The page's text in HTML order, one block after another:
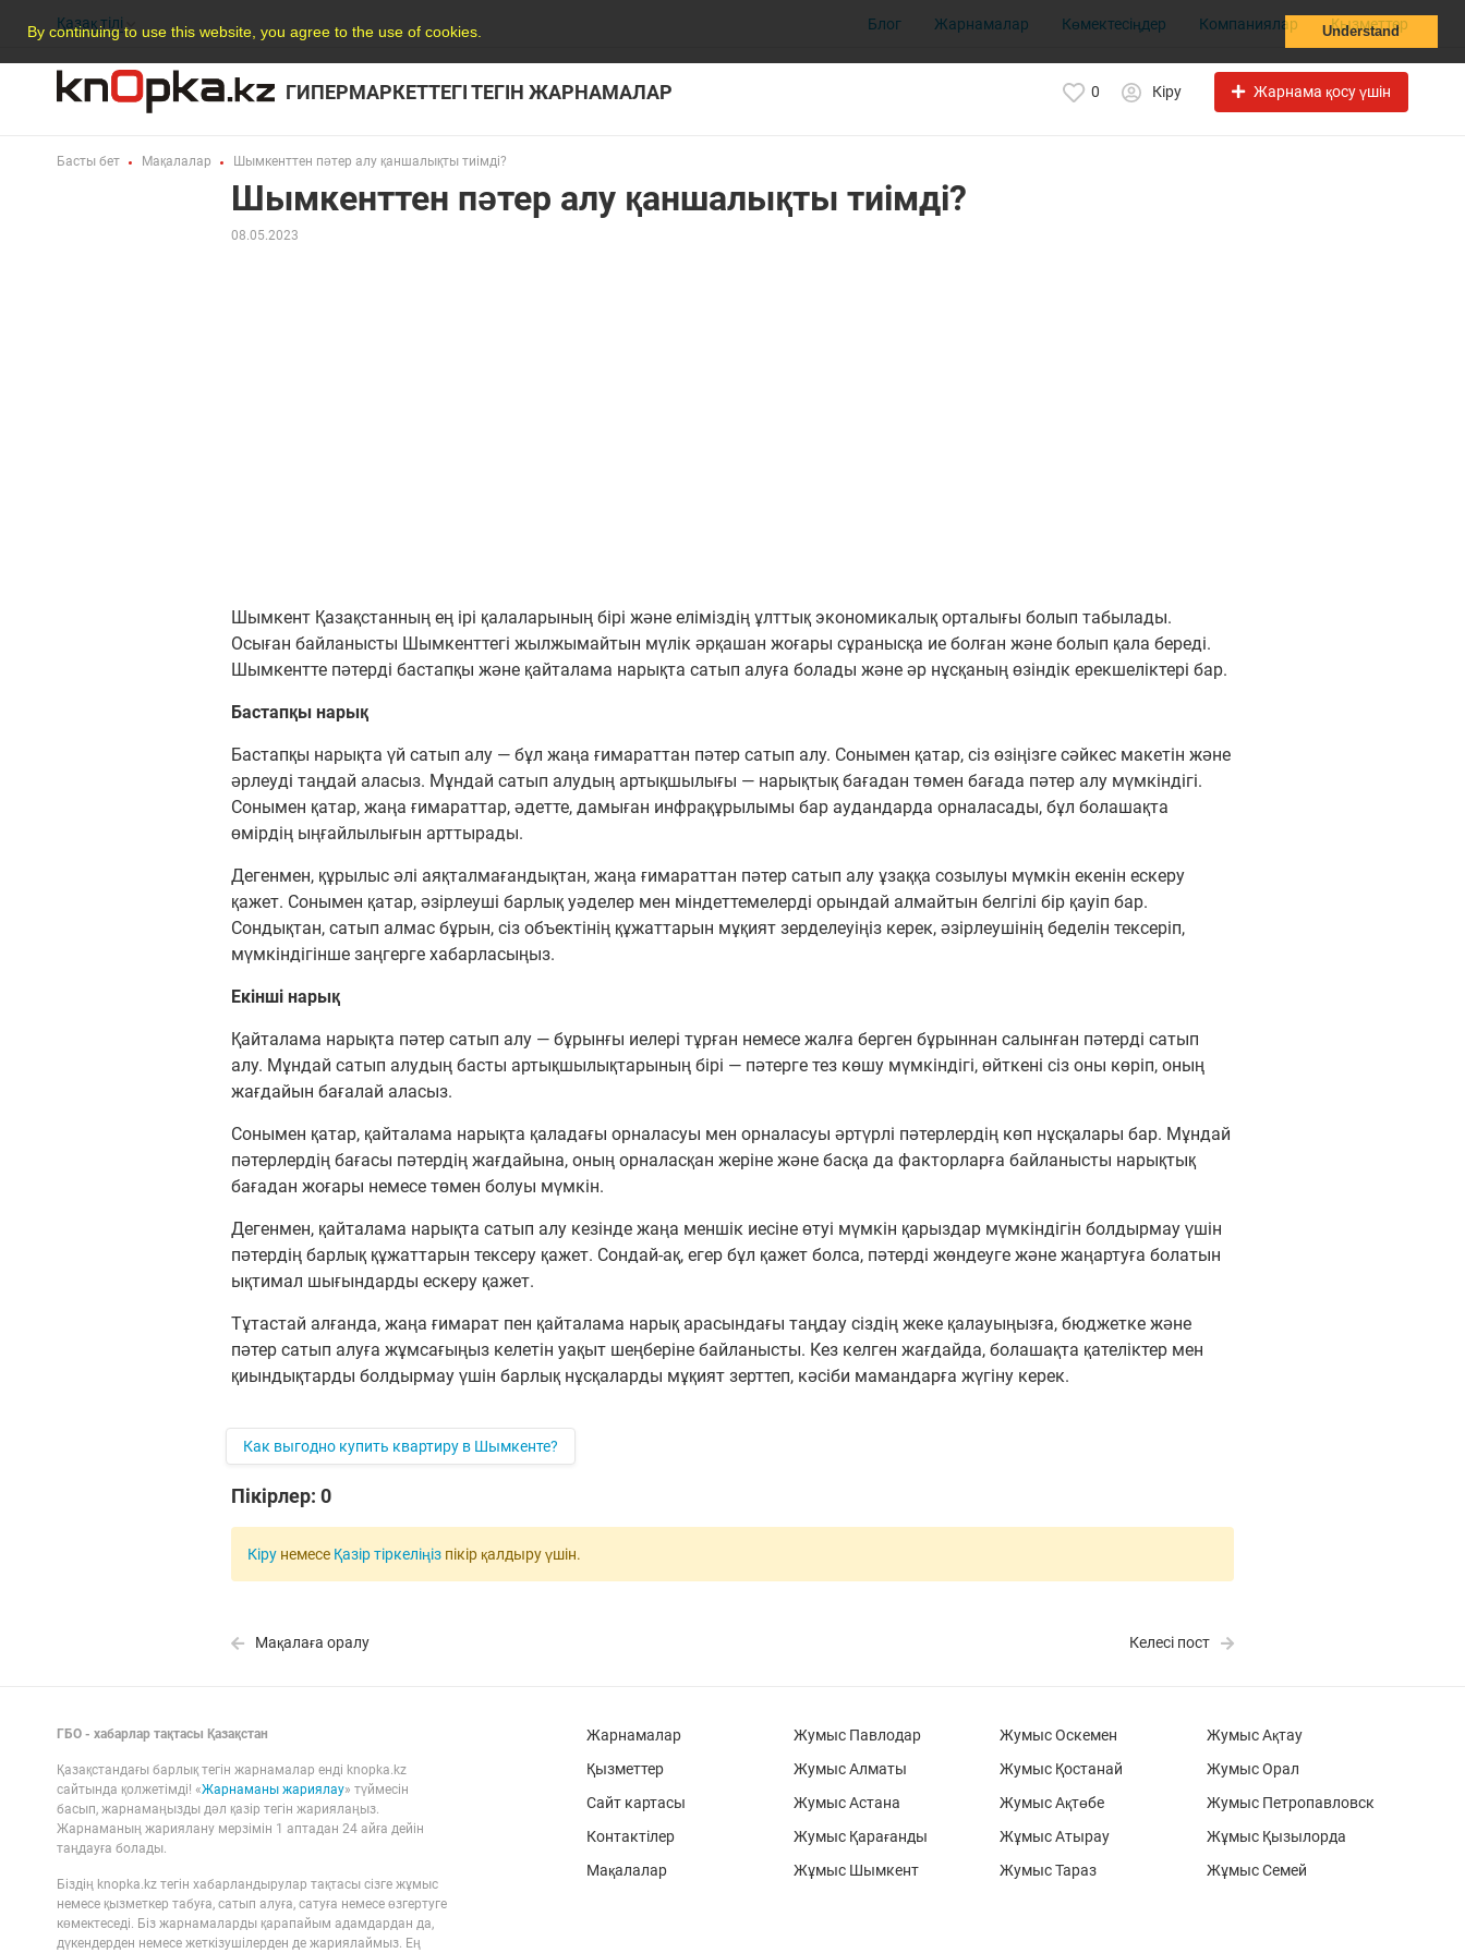
By continuing to use this website, you agree to the use of cookies. Understand
Қазақ тілі Блог Жарнамалар Көмектесіңдер Компаниялар Қызметтер
ГИПЕРМАРКЕТТЕГІ ТЕГІН ЖАРНАМАЛАР 0 Кіру Жарнама қосу үшін
Басты бет Мақалалар Шымкенттен пәтер алу қаншалықты тиімді?
Шымкенттен пәтер алу қаншалықты тиімді?
08.05.2023
Шымкент Қазақстанның ең ірі қалаларының бірі және еліміздің ұлттық экономикалық орталығы болып табылады.
Осыған байланысты Шымкенттегі жылжымайтын мүлік әрқашан жоғары сұранысқа ие болған және болып қала береді.
Шымкентте пәтерді бастапқы және қайталама нарықта сатып алуға болады және әр нұсқаның өзіндік ерекшеліктері бар.
Бастапқы нарық
Бастапқы нарықта үй сатып алу — бұл жаңа ғимараттан пәтер сатып алу. Сонымен қатар, сіз өзіңізге сәйкес макетін және
әрлеуді таңдай аласыз. Мұндай сатып алудың артықшылығы — нарықтық бағадан төмен бағада пәтер алу мүмкіндігі.
Сонымен қатар, жаңа ғимараттар, әдетте, дамыған инфрақұрылымы бар аудандарда орналасады, бұл болашақта
өмірдің ыңғайлылығын арттырады.
Дегенмен, құрылыс әлі аяқталмағандықтан, жаңа ғимараттан пәтер сатып алу ұзаққа созылуы мүмкін екенін ескеру
қажет. Сонымен қатар, әзірлеуші ​​​​барлық уәделер мен міндеттемелерді орындай алмайтын белгілі бір қауіп бар.
Сондықтан, сатып алмас бұрын, сіз объектінің құжаттарын мұқият зерделеуіңіз керек, әзірлеушінің беделін тексеріп,
мүмкіндігінше заңгерге хабарласыңыз.
Екінші нарық
Қайталама нарықта пәтер сатып алу — бұрынғы иелері тұрған немесе жалға берген бұрыннан салынған пәтерді сатып
алу. Мұндай сатып алудың басты артықшылықтарының бірі — пәтерге тез көшу мүмкіндігі, өйткені сіз оны көріп, оның
жағдайын бағалай аласыз.
Сонымен қатар, қайталама нарықта қаладағы орналасуы мен орналасуы әртүрлі пәтерлердің көп нұсқалары бар. Мұндай
пәтерлердің бағасы пәтердің жағдайына, оның орналасқан жеріне және басқа да факторларға байланысты нарықтық
бағадан жоғары немесе төмен болуы мүмкін.
Дегенмен, қайталама нарықта сатып алу кезінде жаңа меншік иесіне өтуі мүмкін қарыздар мүмкіндігін болдырмау үшін
пәтердің барлық құжаттарын тексеру қажет. Сондай-ақ, егер бұл қажет болса, пәтерді жөндеуге және жаңартуға болатын
ықтимал шығындарды ескеру қажет.
Тұтастай алғанда, жаңа ғимарат пен қайталама нарық арасындағы таңдау сіздің жеке қалауыңызға, бюджетке және
пәтер сатып алуға жұмсағыңыз келетін уақыт шеңберіне байланысты. Кез келген жағдайда, болашақта қателіктер мен
қиындықтарды болдырмау үшін барлық нұсқаларды мұқият зерттеп, кәсіби мамандарға жүгіну керек.
Как выгодно купить квартиру в Шымкенте?
Пікірлер: 0
Кіру немесе Қазір тіркеліңіз пікір қалдыру үшін.
Мақалаға оралу Келесі пост
ГБО - хабарлар тақтасы Қазақстан
Қазақстандағы барлық тегін жарнамалар енді knopka.kz
сайтында қолжетімді! «Жарнаманы жариялау» түймесін
басып, жарнамаңызды дәл қазір тегін жариялаңыз.
Жарнаманың жариялану мерзімін 1 аптадан 24 айға дейін
таңдауға болады.
Біздің knopka.kz тегін хабарландырулар тақтасы сізге жұмыс
немесе қызметкер табуға, сатып алуға, сатуға немесе өзгертуге
көмектеседі. Біз жарнамаларды қарапайым адамдардан да,
дүкендерден немесе жеткізушілерден де жариялаймыз. Ең
Жарнамалар
Қызметтер
Сайт картасы
Контактілер
Мақалалар
Жумыс Павлодар
Жумыс Алматы
Жумыс Астана
Жумыс Қарағанды
Жұмыс Шымкент
Жумыс Оскемен
Жумыс Қостанай
Жумыс Ақтөбе
Жұмыс Атырау
Жумыс Тараз
Жумыс Ақтау
Жумыс Орал
Жумыс Петропавловск
Жұмыс Қызылорда
Жұмыс Семей